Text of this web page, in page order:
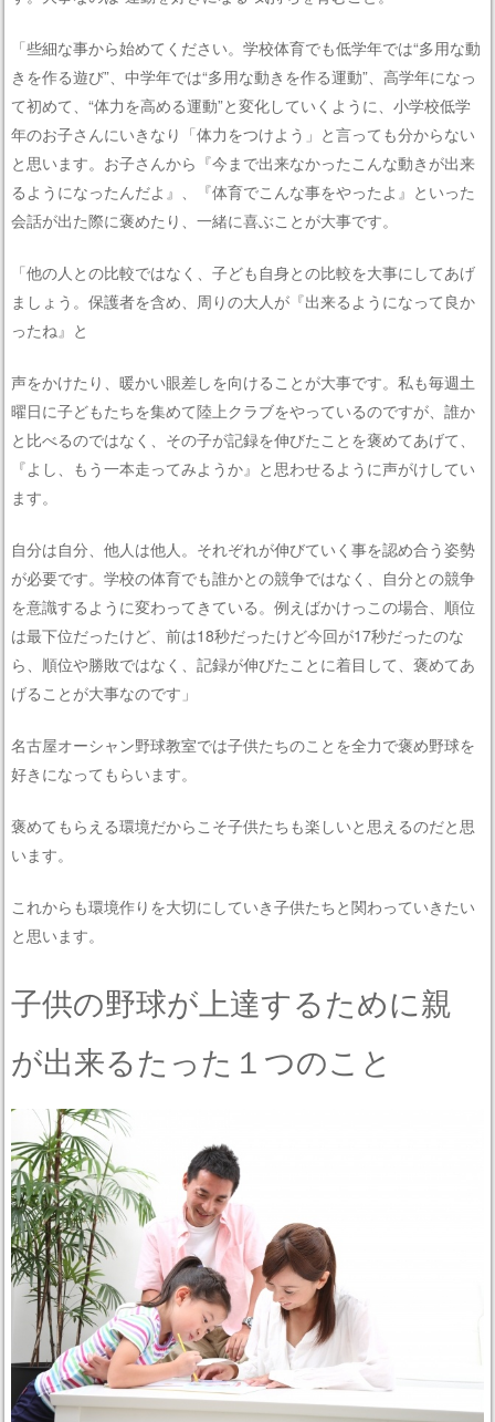
「些細な事から始めてください。学校体育でも低学年では“多用な動
きを作る遊び”、中学年では“多用な動きを作る運動”、高学年になっ
て初めて、“体力を高める運動”と変化していくように、小学校低学
年のお子さんにいきなり「体力をつけよう」と言っても分からない
と思います。お子さんから『今まで出来なかったこんな動きが出来
るようになったんだよ』、『体育でこんな事をやったよ』といった
会話が出た際に褒めたり、一緒に喜ぶことが大事です。
「他の人との比較ではなく、子ども自身との比較を大事にしてあげ
ましょう。保護者を含め、周りの大人が『出来るようになって良か
ったね』と
声をかけたり、暖かい眼差しを向けることが大事です。私も毎週土
曜日に子どもたちを集めて陸上クラブをやっているのですが、誰か
と比べるのではなく、その子が記録を伸びたことを褒めてあげて、
『よし、もう一本走ってみようか』と思わせるように声がけしてい
ます。
自分は自分、他人は他人。それぞれが伸びていく事を認め合う姿勢
が必要です。学校の体育でも誰かとの競争ではなく、自分との競争
を意識するように変わってきている。例えばかけっこの場合、順位
は最下位だったけど、前は18秒だったけど今回が17秒だったのな
ら、順位や勝敗ではなく、記録が伸びたことに着目して、褒めてあ
げることが大事なのです」
名古屋オーシャン野球教室では子供たちのことを全力で褒め野球を
好きになってもらいます。
褒めてもらえる環境だからこそ子供たちも楽しいと思えるのだと思
います。
これからも環境作りを大切にしていき子供たちと関わっていきたい
と思います。
子供の野球が上達するために親
が出来るたった１つのこと